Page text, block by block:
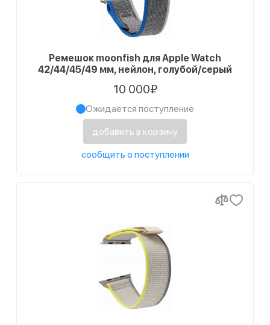
Ремешок moonfish для Apple Watch
42/44/45/49 мм, нейлон, голубой/серый
10 000₽
Ожидается поступление
добавить в корзину
сообщить о поступлении